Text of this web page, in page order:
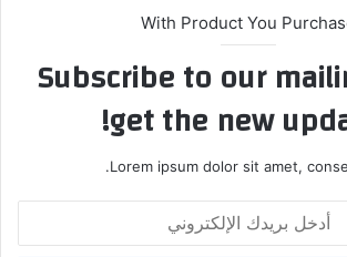
With Product You
Subscribe to our
get the new
Lorem ipsum dolor sit amet,